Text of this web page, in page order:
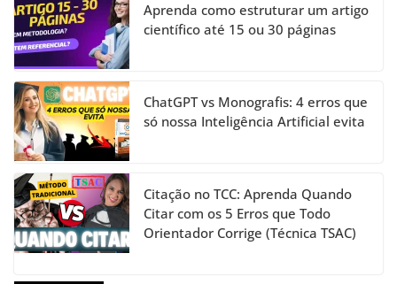
Aprenda como estruturar um artigo
científico até 15 ou 30 páginas
ChatGPT vs Monografis: 4 erros que
só nossa Inteligência Artificial evita
Citação no TCC: Aprenda Quando
Citar com os 5 Erros que Todo
Orientador Corrige (Técnica TSAC)